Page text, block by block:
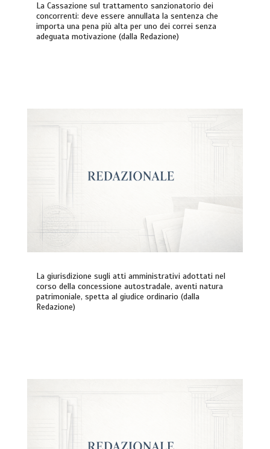
La Cassazione sul trattamento sanzionatorio dei
concorrenti: deve essere annullata la sentenza che
importa una pena più alta per uno dei correi senza
adeguata motivazione (dalla Redazione)
La giurisdizione sugli atti amministrativi adottati nel
corso della concessione autostradale, aventi natura
patrimoniale, spetta al giudice ordinario (dalla
Redazione)